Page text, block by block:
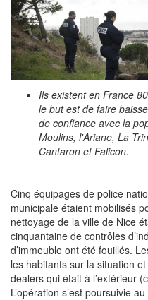
Ils existent en France
le but est de faire
de confiance avec la
Moulins, l'Ariane, La
Cantaron et Falicon.
Cinq équipages de police
municipale étaient mobilisés
nettoyage de la ville de Nice
cinquantaine de contrôles
d’immeuble ont été fouillés.
les habitants sur la situation
dealers qui était à l’extérieur
L’opération s’est poursuivie